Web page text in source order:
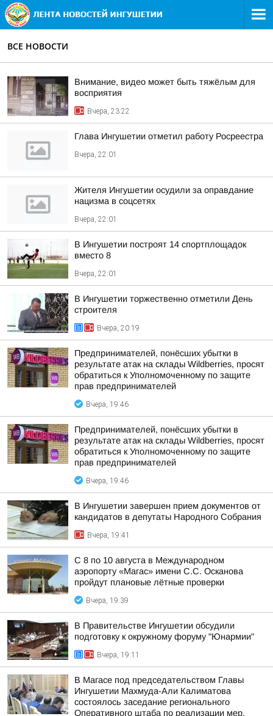
ВСЕ НОВОСТИ
Внимание, видео может быть тяжёлым для
восприятия
Вчера, 23:22
Глава Ингушетии отметил работу Росреестра
Вчера, 22:01
Жителя Ингушетии осудили за оправдание
нацизма в соцсетях
Вчера, 22:01
В Ингушетии построят 14 спортплощадок
вместо 8
Вчера, 22:01
В Ингушетии торжественно отметили День
строителя
Вчера, 20:19
Предпринимателей, понёсших убытки в
результате атак на склады Wildberries, просят
обратиться к Уполномоченному по защите
прав предпринимателей
Вчера, 19:46
Предпринимателей, понёсших убытки в
результате атак на склады Wildberries, просят
обратиться к Уполномоченному по защите
прав предпринимателей
Вчера, 19:46
В Ингушетии завершен прием документов от
кандидатов в депутаты Народного Собрания
Вчера, 19:41
С 8 по 10 августа в Международном
аэропорту «Магас» имени С.С. Осканова
пройдут плановые лётные проверки
Вчера, 19:39
В Правительстве Ингушетии обсудили
подготовку к окружному форуму "Юнармии"
Вчера, 19:11
В Магасе под председательством Главы
Ингушетии Махмуда-Али Калиматова
состоялось заседание регионального
Оперативного штаба по реализации мер,